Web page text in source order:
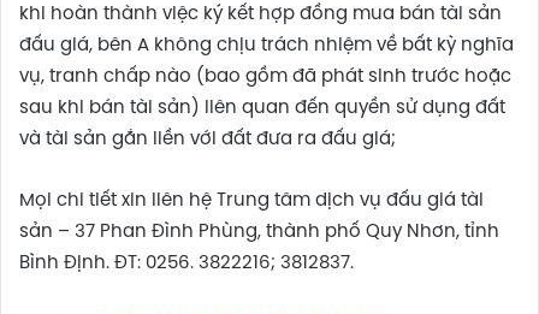
khi hoàn thành việc ký kết hợp đồng mua bán tài sản
đấu giá, bên A không chịu trách nhiệm về bất kỳ nghĩa
vụ, tranh chấp nào (bao gồm đã phát sinh trước hoặc
sau khi bán tài sản) liên quan đến quyền sử dụng đất
và tài sản gắn liền với đất đưa ra đấu giá;
Mọi chi tiết xin liên hệ Trung tâm dịch vụ đấu giá tài
sản – 37 Phan Đình Phùng, thành phố Quy Nhơn, tỉnh
Bình Định. ĐT: 0256. 3822216; 3812837.